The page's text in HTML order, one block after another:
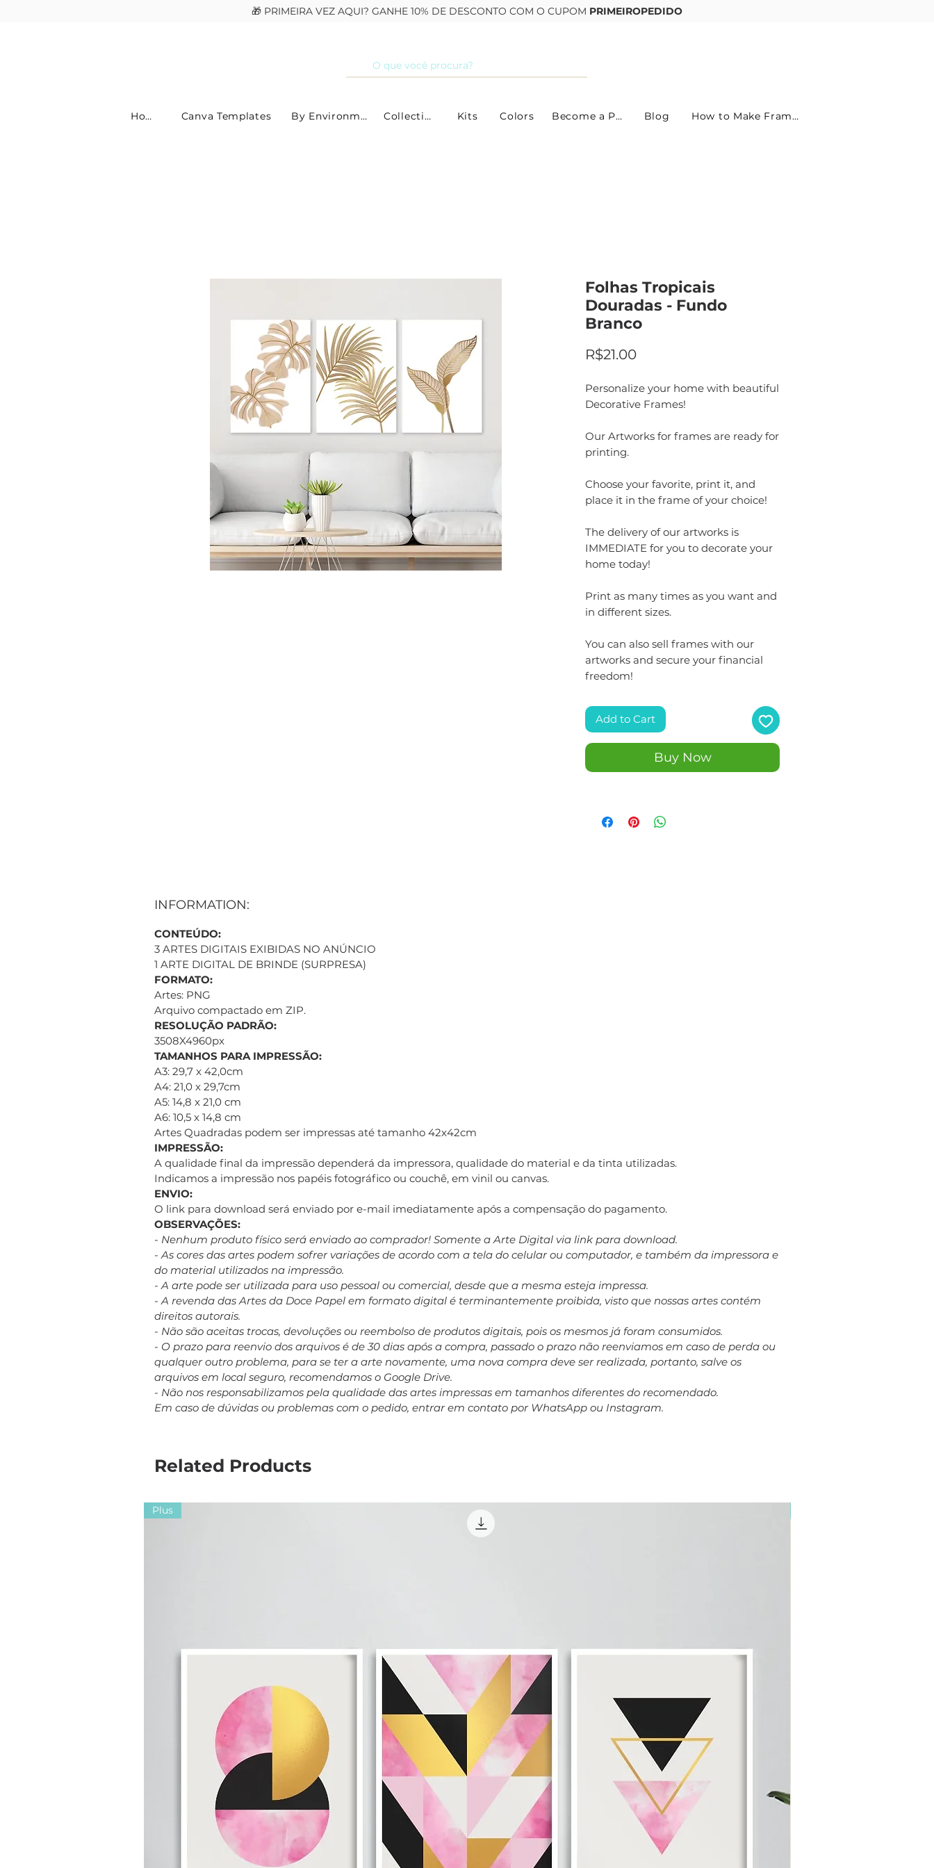
🎁 PRIMEIRA VEZ AQUI? GANHE 10% DE DESCONTO COM O CUPOM PRIMEIROPEDIDO
Home Canva Templates By Environment Collections Kits Colors Become a Partner Blog How to Make Frames
Folhas Tropicais
Douradas - Fundo
Branco
R$21.00Price
Personalize your home with beautiful
Decorative Frames!
Our Artworks for frames are ready for
printing.
Choose your favorite, print it, and
place it in the frame of your choice!
The delivery of our artworks is
IMMEDIATE for you to decorate your
home today!
Print as many times as you want and
in different sizes.
You can also sell frames with our
artworks and secure your financial
freedom!
Add to Cart
Buy Now
INFORMATION:
CONTEÚDO:
3 ARTES DIGITAIS EXIBIDAS NO ANÚNCIO
1 ARTE DIGITAL DE BRINDE (SURPRESA)
FORMATO:
Artes: PNG
Arquivo compactado em ZIP.
RESOLUÇÃO PADRÃO:
3508X4960px
TAMANHOS PARA IMPRESSÃO:
A3: 29,7 x 42,0cm
A4: 21,0 x 29,7cm
A5: 14,8 x 21,0 cm
A6: 10,5 x 14,8 cm
Artes Quadradas podem ser impressas até tamanho 42x42cm
IMPRESSÃO:
A qualidade final da impressão dependerá da impressora, qualidade do material e da tinta utilizadas.
Indicamos a impressão nos papéis fotográfico ou couchê, em vinil ou canvas.
ENVIO:
O link para download será enviado por e-mail imediatamente após a compensação do pagamento.
OBSERVAÇÕES:
- Nenhum produto físico será enviado ao comprador! Somente a Arte Digital via link para download.
- As cores das artes podem sofrer variações de acordo com a tela do celular ou computador, e também da impressora e
do material utilizados na impressão.
- A arte pode ser utilizada para uso pessoal ou comercial, desde que a mesma esteja impressa.
- A revenda das Artes da Doce Papel em formato digital é terminantemente proibida, visto que nossas artes contém
direitos autorais.
- Não são aceitas trocas, devoluções ou reembolso de produtos digitais, pois os mesmos já foram consumidos.
- O prazo para reenvio dos arquivos é de 30 dias após a compra, passado o prazo não reenviamos em caso de perda ou
qualquer outro problema, para se ter a arte novamente, uma nova compra deve ser realizada, portanto, salve os
arquivos em local seguro, recomendamos o Google Drive.
- Não nos responsabilizamos pela qualidade das artes impressas em tamanhos diferentes do recomendado.
Em caso de dúvidas ou problemas com o pedido, entrar em contato por WhatsApp ou Instagram.
Related Products
Plus